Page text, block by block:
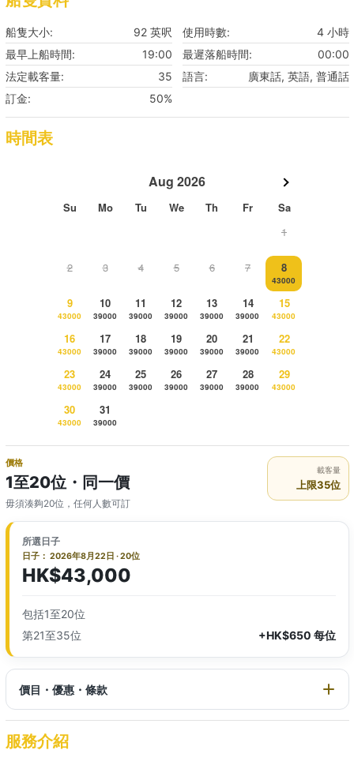
船隻大小: 92 英呎 使用時數:
4 小時
最早上船時間:
19:00 最遲落船時間:
00:00
法定載客量:
35 語言:
廣東話, 英語, 普通話
訂金:
50%
時間表
Aug 2026
Su Mo Tu We Th Fr
Sa
1
2 3 4 5 6 7 8
43000
9
43000
10
39000
11
39000
12
39000
13
39000
14
39000
15
43000
16
43000
17
39000
18
39000
19
39000
20
39000
21
39000
22
43000
23
43000
24
39000
25
39000
26
39000
27
39000
28
39000
29
43000
30
43000
31
39000
價格
1至20位・同一價
毋須湊夠20位，任何人數可訂
載客量
上限35位
所選日子
日子： 2026年8月22日 · 20位
HK$43,000
包括1至20位
第21至35位
+HK$650 每位
價目・優惠・條款
服務介紹